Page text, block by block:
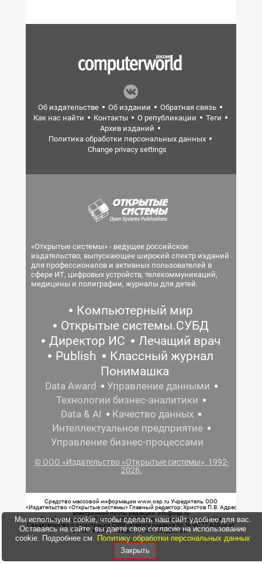
Об издательстве Об издании
Обратная связь
Как нас найти
Контакты О републикации
Теги
Архив изданий
Политика обработки персональных данных
Change privacy settings
«Открытые системы» - ведущее российское
издательство, выпускающее широкий спектр изданий
для профессионалов и активных пользователей в
сфере ИТ, цифровых устройств, телекоммуникаций,
медицины и полиграфии, журналы для детей.
Компьютерный мир
Открытые системы.СУБД
Директор ИС
Лечащий врач
Publish
Классный журнал
Понимашка
Data Award
Управление данными
Технологии бизнес-аналитики
Data & AI
Качество данных
Интеллектуальное предприятие
Управление бизнес-процессами
© ООО «Издательство «Открытые системы», 1992-
2026.
Средство массовой информации www.osp.ru Учредитель: ООО
«Издательство «Открытые системы» Главный редактор: Христов П.В. Адрес
электронной почты редакции: info@osp.ru
Телефон редакции: 7 (499) 703-18-54 Возрастная маркировка: 12+
Свидетельство о регистрации СМИ сетевого издания Эл.№ ФС77-62008 от
05 июня 2015 г. выдано Роскомнадзором.
Мы используем cookie, чтобы сделать наш сайт удобнее для вас.
Оставаясь на сайте, вы даете свое согласие на использование
cookie. Подробнее см. Политику обработки персональных данных
Закрыть